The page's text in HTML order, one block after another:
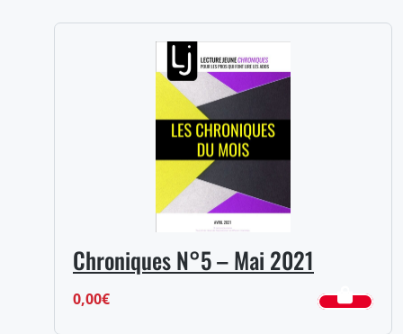
Chroniques N°5 – Mai 2021
0,00€